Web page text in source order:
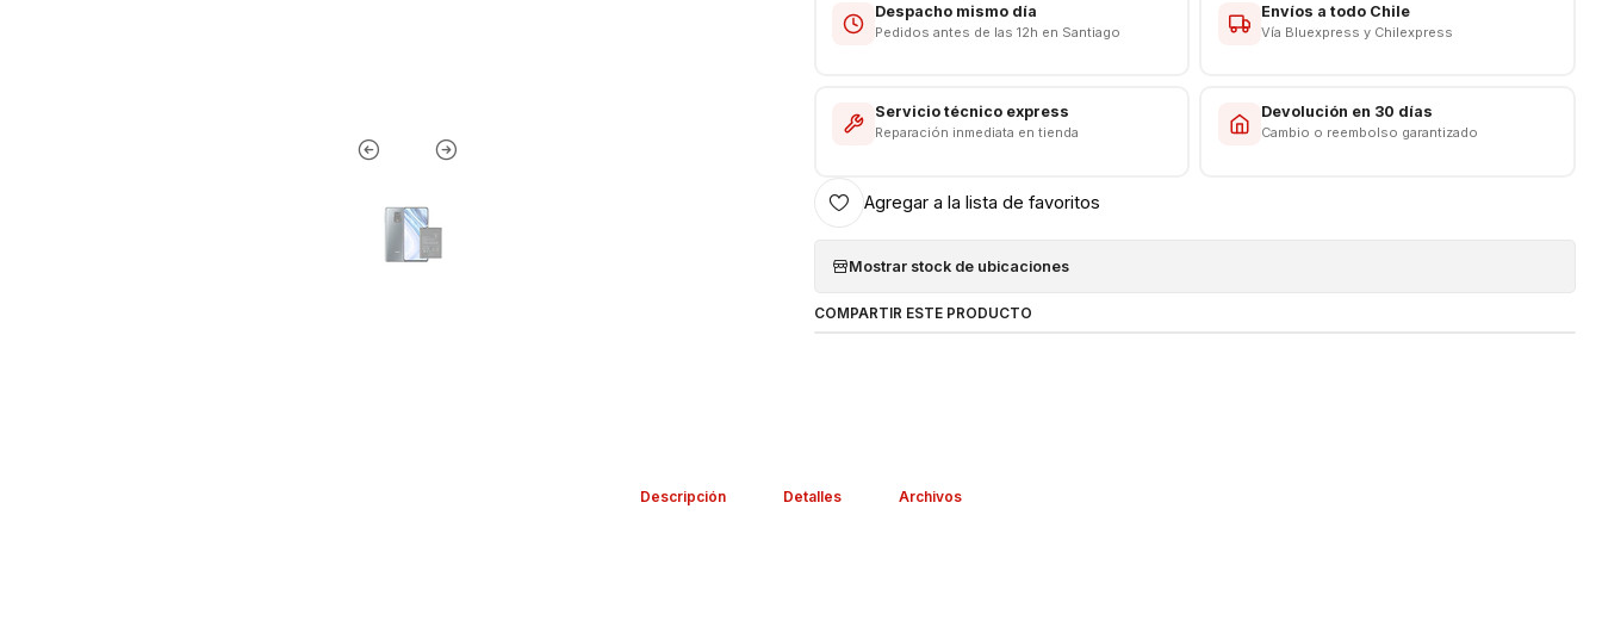
Respaldo VENTAS ELECTRONICAS
Despacho mismo día
Pedidos antes de las 12h en Santiago
Envíos a todo Chile
Vía Bluexpress y Chilexpress
Servicio técnico express
Reparación inmediata en tienda
Devolución en 30 días
Cambio o reembolso garantizado
Agregar a la lista de favoritos
Mostrar stock de ubicaciones
COMPARTIR ESTE PRODUCTO
Descripción Detalles Archivos